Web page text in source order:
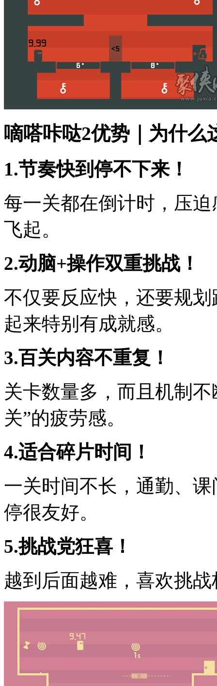
嘀嗒咔哒2优势｜为什么
1.节奏快到停不下来！
每一关都在倒计时，压
飞起。
2.动脑+操作双重挑战！
不仅要反应快，还要规
起来特别有成就感。
3.百关内容不重复！
关卡数量多，而且机制
关”的疲劳感。
4.适合碎片时间！
一关时间不长，通勤、
停很友好。
5.挑战党狂喜！
越到后面越难，喜欢挑